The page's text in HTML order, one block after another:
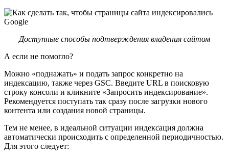
Доступные способы подтверждения владения сайтом
А если не помогло?
Можно «поднажать» и подать запрос конкретно на
индексацию, также через GSC. Введите URL в поисковую
строку консоли и кликните «Запросить индексирование».
Рекомендуется поступать так сразу после загрузки нового
контента или создания новой страницы.
Тем не менее, в идеальной ситуации индексация должна
автоматически происходить с определенной периодичностью.
Для этого следует: